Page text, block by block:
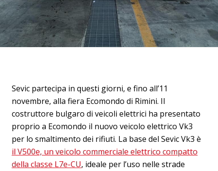
Sevic partecipa in questi giorni, e fino all’11
novembre, alla fiera Ecomondo di Rimini. Il
costruttore bulgaro di veicoli elettrici ha presentato
proprio a Ecomondo il nuovo veicolo elettrico Vk3
per lo smaltimento dei rifiuti. La base del Sevic Vk3 è
il V500e, un veicolo commerciale elettrico compatto
della classe L7e-CU, ideale per l’uso nelle strade